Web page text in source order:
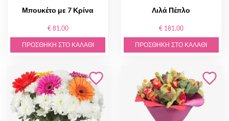
Μπουκέτο με 7 Κρίνα
€ 81.00
ΠΡΟΣΘΉΚΗ ΣΤΟ ΚΑΛΆΘΙ
Λιλά Πέπλο
€ 181.00
ΠΡΟΣΘΉΚΗ ΣΤΟ ΚΑΛΆΘΙ